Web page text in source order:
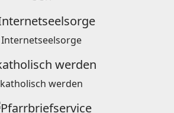
Internetseelsorge
katholisch werden